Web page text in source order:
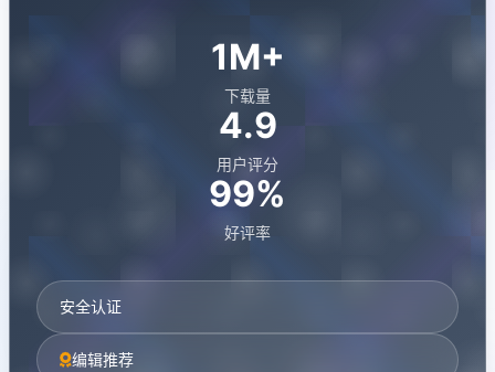
1M+
下载量
4.9
用户评分
99%
好评率
安全认证
编辑推荐